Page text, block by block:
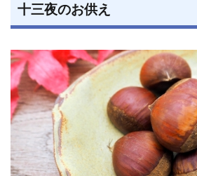
十三夜のお供え